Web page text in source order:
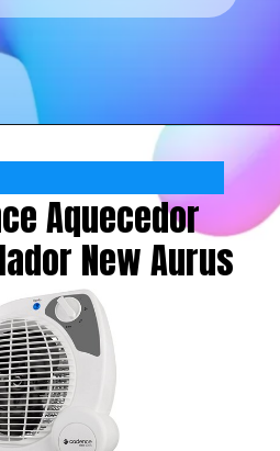
Aquecedor
New Aurus